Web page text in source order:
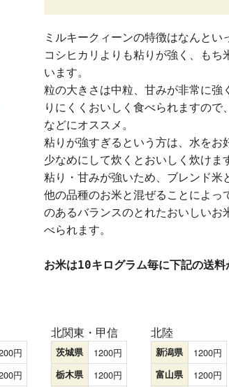
ミルキークィーンの特徴はなんとい
コシヒカリよりも粘りが強く、もち
います。
粒の大きさは中粒、甘みが非常に強
りにくくおいしく食べられますので
などにオススメ。
粘りが強すぎるという方は、水をお
少なめにして炊くとおいしく炊けま
粘り・甘みが強いため、ブレンド米
他の品種のお米と混ぜることによっ
のあるバランスのとれたおいしいお
べられます。
お米は10キログラム毎に下記の送料
北関東・甲信
茨城県 1200
栃木県 1200
北陸
新潟県 1200
富山県 1200